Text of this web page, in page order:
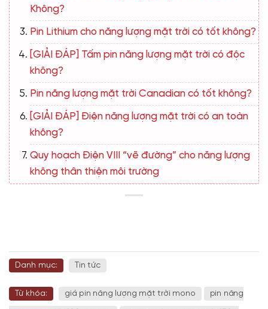
Không?
Pin Lithium cho năng lượng mặt trời có tốt không?
[GIẢI ĐÁP] Tấm pin năng lượng mặt trời có độc
không?
Pin năng lượng mặt trời Canadian có tốt không?
[GIẢI ĐÁP] Điện năng lượng mặt trời có an toàn
không?
Quy hoạch Điện VIII “vẽ đường” cho năng lượng
không thân thiện môi trường
Danh mục: Tin tức
Từ khóa: giá pin năng lượng mặt trời mono pin năng